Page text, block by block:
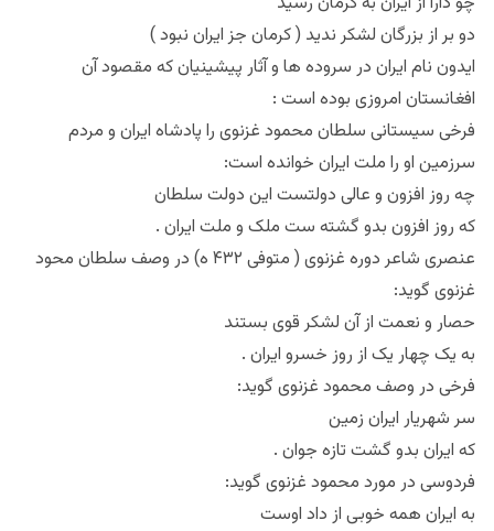
دو بر از بزرگان لشکر ندید ( کرمان جز ایران نبود )
ایدون نام ایران در سروده ها و آثار پیشینیان که مقصود آن
افغانستان امروزی بوده است :‌
فرخی سیستانی سلطان محمود غزنوی را پادشاه ایران و مردم
سرزمین او را ملت ایران خوانده است:
چه روز افزون و عالی دولتست این دولت سلطان
که روز افزون بدو گشته ست ملک و ملت ایران .
عنصری شاعر دوره غزنوی ( متوفی ۴۳۲ ه) در وصف سلطان محود
غزنوی گوید:
حصار و نعمت از آن لشکر قوی بستند
به یک چهار یک از روز خسرو ایران .
فرخی در وصف محمود غزنوی گوید:
سر شهریار ایران زمین
که ایران بدو گشت تازه جوان .
فردوسی در مورد محمود غزنوی گوید:
به ایران همه خوبی از داد اوست